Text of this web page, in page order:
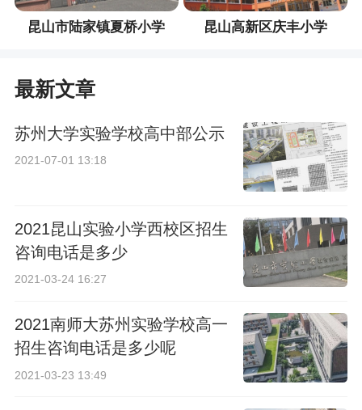
昆山市陆家镇夏桥小学 昆山高新区庆丰小学
最新文章
苏州大学实验学校高中部公示
2021-07-01 13:18
2021昆山实验小学西校区招生
咨询电话是多少
2021-03-24 16:27
2021南师大苏州实验学校高一
招生咨询电话是多少呢
2021-03-23 13:49